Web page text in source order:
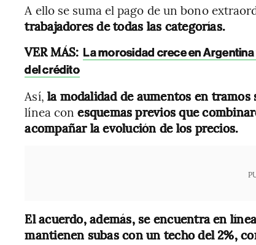
A ello se suma el pago de un bono
trabajadores de todas las categorías.
VER MÁS: La morosidad crece en
del crédito
Así, la modalidad de aumentos en
línea conesquemas previos que
acompañar la evolución de los precios.
El acuerdo, además, se encuentra en
mantienen subas con un techo del 2%,